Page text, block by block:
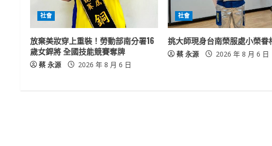
R
e
a
d
社會
放棄美妝穿上重裝！勞動部南分署16
歲女銲將 全國技能競賽奪牌
蔡 永源 2026 年 8 月 6 日
社會
挑大師現身台南榮服處小榮眷
蔡 永源 2026 年 8 月 6 日